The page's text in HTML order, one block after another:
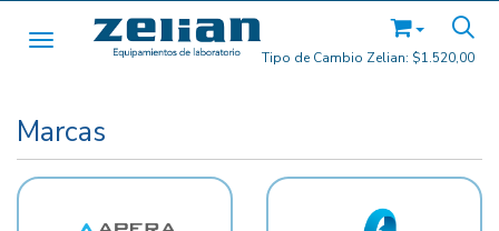
Tipo de Cambio Zelian: $1.520,00
Toggle navigation
Marcas